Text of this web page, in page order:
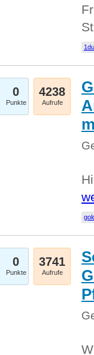
0
Punkte
4238
Aufrufe
0
Punkte
3741
Aufrufe